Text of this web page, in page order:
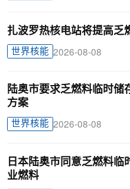
扎波罗热核电站将提高乏
世界核能 2026-08-08
陆奥市要求乏燃料临时储
方案
世界核能 2026-08-08
日本陆奥市同意乏燃料
业燃料